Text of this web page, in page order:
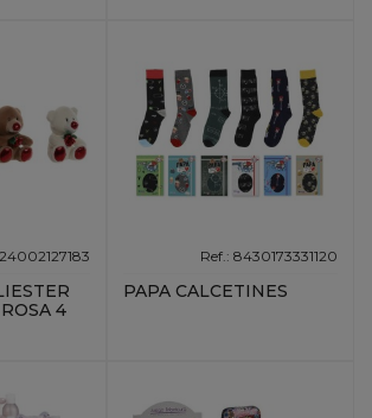
4
Ref.: 8430173331120
PAPA CALCETINES